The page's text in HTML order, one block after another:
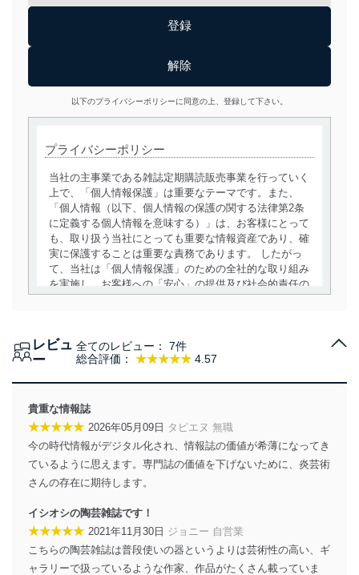
以下のプライバシーポリシーに同意の上、登録して下さい。
プライバシーポリシー
当社の主事業である雑誌定期購読販売事業を行っていく
上で、「個人情報保護」は重要なテーマです。また、
「個人情報（以下、個人情報の保護の関する法律第2条
に定義する個人情報を意味する）」は、お客様にとって
も、取り扱う当社にとっても重要な情報資産であり、確
実に保護することは重要な責務であります。 したがっ
て、当社は「個人情報保護」のための全社的な取り組み
を実施し、お客様への「安心」の提供及び社会的責任の
当社は、個人情報の取得・利用・提供に際して、その利
達成に必要な範囲内で適法かつ公正な手段によって取
得・利用・提供を行います。また、当社が保有している
個人情報は、同意を得ずに目的外利用、第三者への提
供・開示は行いません。当社においてはこれらの取り組
みを確実にするため、従業者等の教育を徹底してまいり
ます。また、目的外利用を行わないために、適切な管理
措置を講じます。
法令遵守
当社は、個人情報に関連する法令、国が定める指針及び
その他の規範を遵守します。また、当社の管理の仕組み
に、これらの法令及びその他の規範を常に適合させま
レビュ
ー
総合評価： ★★★★★ 4.57
全てのレビュー： 7件
貴重な情報誌
★★★★★ 2026年05月09日 タピエヌ 無職
今の時代情報がデジタル化され、情報誌の価値が希薄になってき
ているように思えます。専門誌の価値を下げないために、炎芸術
さんの存在に期待します。
イシオシの陶芸雑誌です！
★★★★★ 2021年11月30日 ジョニー 自営業
こちらの陶芸雑誌は普段使いの器というよりは芸術性の高い、ギ
ャラリーで扱っているような作家、作品がたくさん載っていま